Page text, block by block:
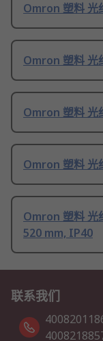
Omron 塑料 光
Omron 塑料 光
Omron 塑料 光
Omron 塑料 光
Omron 塑料 光
520 mm, IP40
联系我们